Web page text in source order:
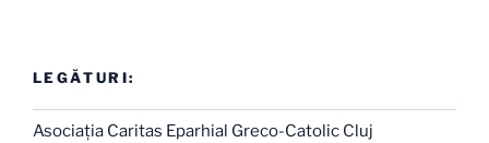
LEGĂTURI:
Asociaţia Caritas Eparhial Greco-Catolic Cluj